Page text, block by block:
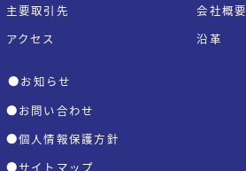
主要取引先
会社概要
アクセス
沿革
●お知らせ
●お問い合わせ
●個人情報保護方針
●サイトマップ